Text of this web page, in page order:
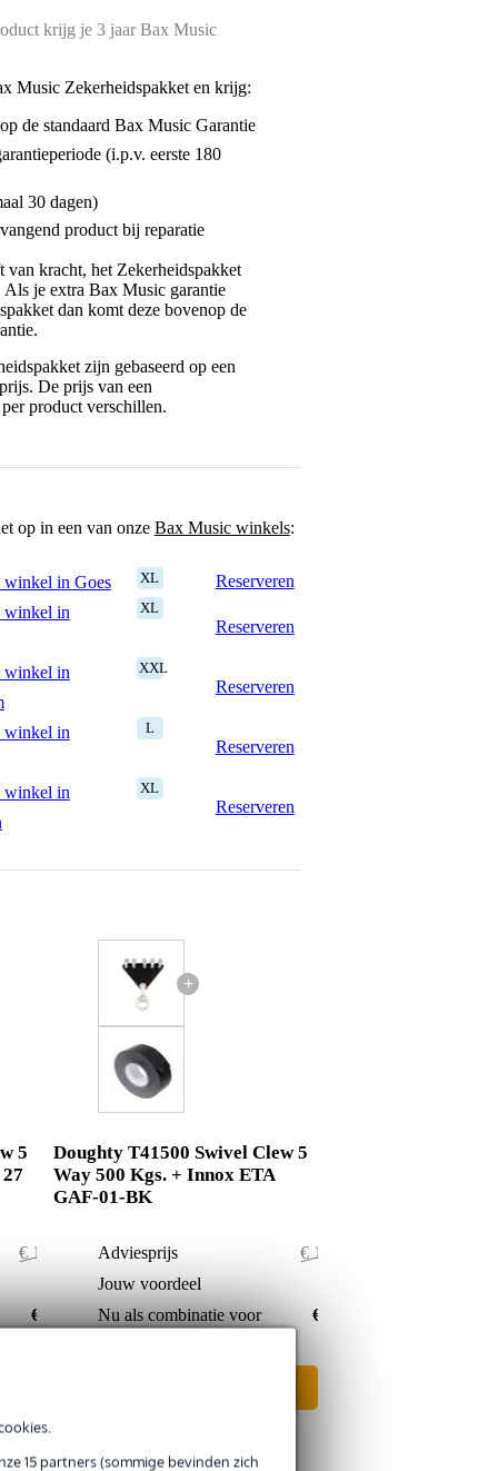
15 partners (sommige bevinden zich
krijg je 3 jaar Bax Music
Music Zekerheidspakket en krijg:
de standaard Bax Music Garantie
(i.p.v. eerste 180
30 dagen)
product bij reparatie
kracht, het Zekerheidspakket
je extra Bax Music garantie
dan komt deze bovenop de
zijn gebaseerd op een
De prijs van een
product verschillen.
op in een van onze Bax Music winkels:
in Goes XL
Reserveren
winkel in
XL
Reserveren
winkel in
XXL
Reserveren
winkel in L
Reserveren
winkel in
XL
Reserveren
5
€ 110,50
€ 109,-
+
Doughty T41500 Swivel Clew 5
Way 500 Kgs. + Innox ETA
GAF-01-BK
Adviesprijs
€ 114,50
Jouw voordeel
Nu als combinatie voor
€ 113,-